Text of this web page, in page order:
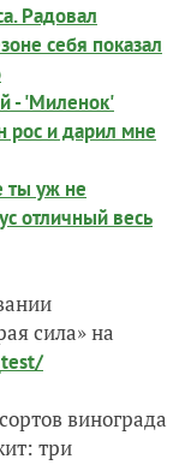
Радовал
себя показал
- 'Миленок'
рос и дарил мне
ты уж не
отличный весь
сила» на
винограда
три